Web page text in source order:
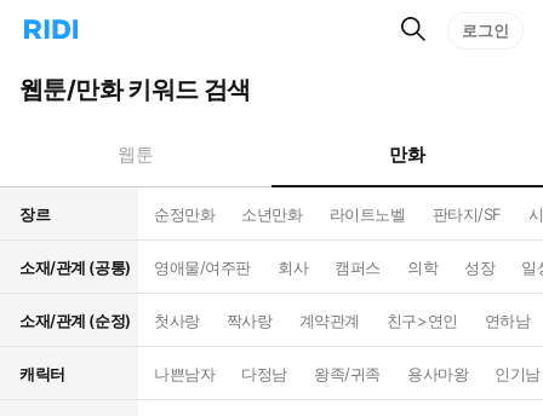
리
홈
으
턴
트
검
로그인
웹툰/만화 키워드 검색
웹툰 만화
장르 순정만화 소년만화 라이트노벨 판타지/SF
소재/관계 (공통) 영애물/여주판 회사 캠퍼스 의학 성장 일
소재/관계 (순정) 첫사랑 짝사랑 계약관계 친구>연인 연하남
캐릭터 나쁜남자 다정남 왕족/귀족 용사마왕 인기남